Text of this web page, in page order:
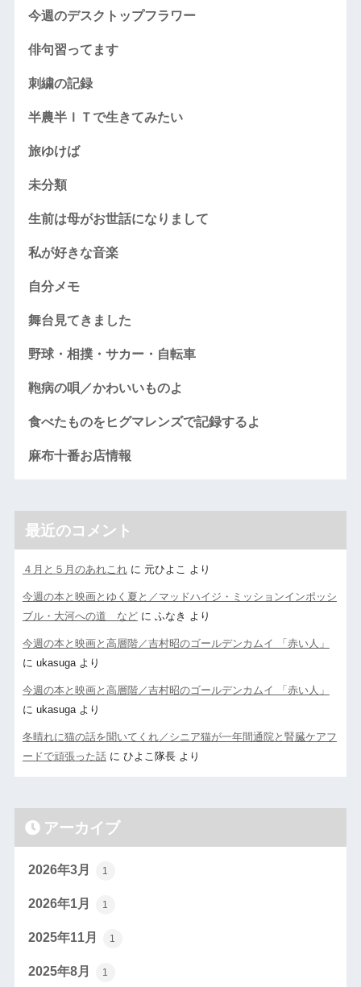
今週のデスクトップフラワー
俳句習ってます
刺繍の記録
半農半ＩＴで生きてみたい
旅ゆけば
未分類
生前は母がお世話になりまして
私が好きな音楽
自分メモ
舞台見てきました
野球・相撲・サカー・自転車
鞄病の唄／かわいいものよ
食べたものをヒグマレンズで記録するよ
麻布十番お店情報
最近のコメント
４月と５月のあれこれに 元ひよこ より
今週の本と映画とゆく夏と／マッドハイジ・ミッションインポッシ
ブル・大河への道 などに ふなき より
今週の本と映画と高層階／吉村昭のゴールデンカムイ 「赤い人」
に ukasugaより
今週の本と映画と高層階／吉村昭のゴールデンカムイ 「赤い人」
に ukasugaより
冬晴れに猫の話を聞いてくれ／シニア猫が一年間通院と腎臓ケアフ
ードで頑張った話に ひよこ隊長より
アーカイブ
2026年3月 1
2026年1月 1
2025年11月 1
2025年8月 1